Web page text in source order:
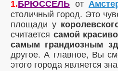
1.БРЮССЕЛЬ от
столичный город. Это
площади у
считается самой
самым грандиозным
другое. А главное, Вы
этого города является